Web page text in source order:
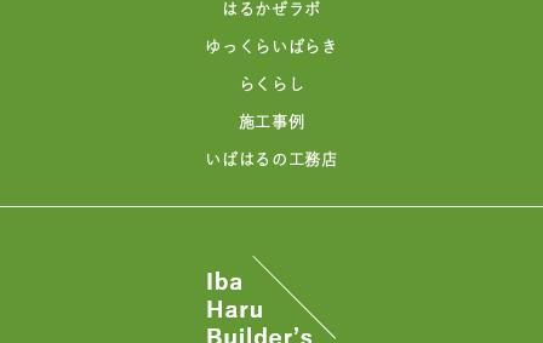
はるかぜラボ
ゆっくらいばらき
らくらし
施工事例
いばはるの工務店